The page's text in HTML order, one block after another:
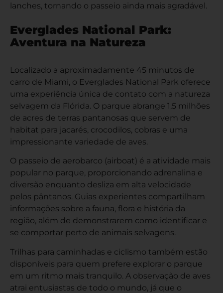
lanches, tornando o passeio ainda mais agradável.
Everglades National Park:
Aventura na Natureza
Localizado a aproximadamente 45 minutos de
carro de Miami, o Everglades National Park oferece
uma experiência única de contato com a natureza
selvagem da Flórida. O parque abrange 1,5 milhões
de acres de terras pantanosas que servem de
habitat para jacarés, crocodilos, cobras e uma
impressionante variedade de aves.
O passeio de aerobarco (airboat) é a atividade mais
popular no parque, proporcionando adrenalina e
diversão enquanto desliza em alta velocidade
pelos pântanos. Guias experientes compartilham
informações sobre a fauna, flora e história da
região, além de demonstrarem como identificar e
se comportar perto de animais selvagens.
Trilhas para caminhadas e ciclismo também estão
disponíveis para quem prefere explorar o parque
em um ritmo mais tranquilo. A observação de aves
atrai entusiastas de todo o mundo, já que o